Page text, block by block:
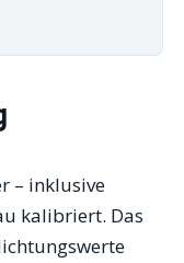
– inklusive
kalibriert. Das